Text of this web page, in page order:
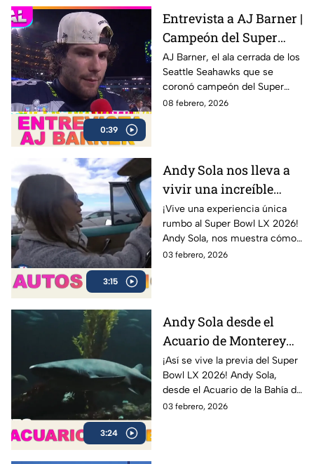
0:39
Entrevista a AJ Barner |
Campeón del Super
Bowl LX con los
Seahawks
AJ Barner, el ala cerrada de los
Seattle Seahawks que se
coronó campeón del Super
Bowl LX tras la victoria ante los
08 febrero, 2026
3:15
Andy Sola nos lleva a
vivir una increíble
experiencia en un Bel
Air 1954 | Sola al Super
Bowl
¡Vive una experiencia única
rumbo al Super Bowl LX 2026!
Andy Sola, nos muestra cómo
se vive la previa del Super
03 febrero, 2026
3:24
Andy Sola desde el
Acuario de Monterey
rumbo al Super Bowl |
Sola al Super Bowl
¡Así se vive la previa del Super
Bowl LX 2026! Andy Sola,
desde el Acuario de la Bahía de
Monterey, compartiendo sus
03 febrero, 2026